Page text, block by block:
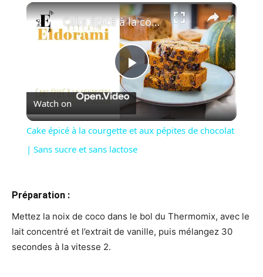
×
Play
Video
Cake épicé à la courgette et aux pépites de chocolat | Sans sucre et sans lactose
Watch on
Cake épicé à la courgette et aux pépites de chocolat
| Sans sucre et sans lactose
Préparation :
Mettez la noix de coco dans le bol du Thermomix, avec le
lait concentré et l’extrait de vanille, puis mélangez 30
secondes à la vitesse 2.